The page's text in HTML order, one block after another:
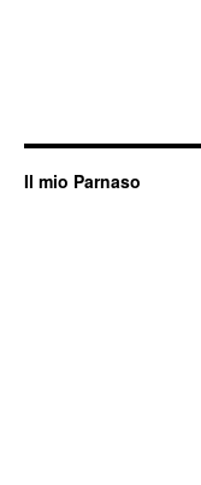
Il mio Parnaso